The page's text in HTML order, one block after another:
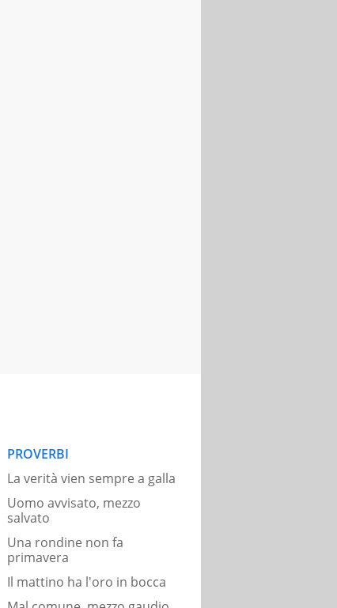
PROVERBI
La verità vien sempre a galla
Uomo avvisato, mezzo
salvato
Una rondine non fa
primavera
Il mattino ha l'oro in bocca